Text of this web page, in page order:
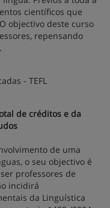
científicos que
objectivo deste curso
repensando
- TEFL
de créditos e da
de uma
o seu objectivo é
professores de
incidirá
da Linguística